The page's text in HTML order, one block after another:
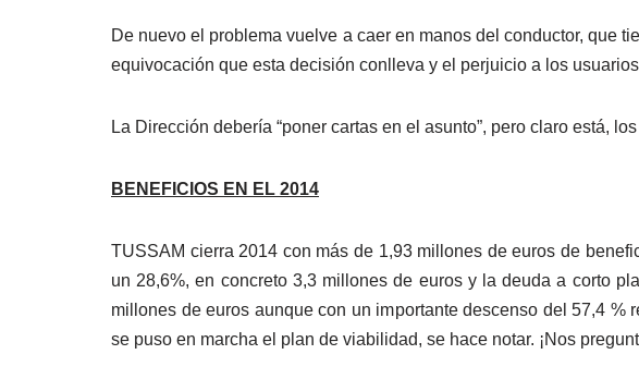
De nuevo el problema vuelve a caer en manos del conductor, que
equivocación que esta decisión conlleva y el perjuicio a los
La Dirección debería “poner cartas en el asunto”, pero claro está,
BENEFICIOS EN EL 2014
TUSSAM cierra 2014 con más de 1,93 millones de euros de
un 28,6%, en concreto 3,3 millones de euros y la deuda a corto
millones de euros aunque con un importante descenso del 57,4
se puso en marcha el plan de viabilidad, se hace notar. ¡Nos